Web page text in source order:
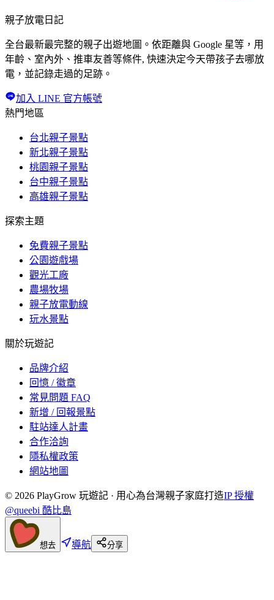
親子放電日記
全台最新最完整的親子出遊地圖。依距離與 Google 星等，用
年齡、室內外、推車友善等條件, 快速決定今天帶孩子去哪放
電，並記錄走過的足跡。
加入 LINE 官方帳號
熱門地區
台北親子景點
新北親子景點
桃園親子景點
台中親子景點
高雄親子景點
探索主題
免費親子景點
公園遊戲場
觀光工廠
農場牧場
親子放電動線
玩水景點
關於玩遊記
品牌介紹
回憶 / 徽章
常見問題 FAQ
新增 / 回報景點
駐站達人計畫
合作洽詢
隱私權政策
網站地圖
© 2026 PlayGrow 玩遊記 · 用心為台灣親子家庭打造IP 授權
@queebi 酷比島
想去 導航 分享